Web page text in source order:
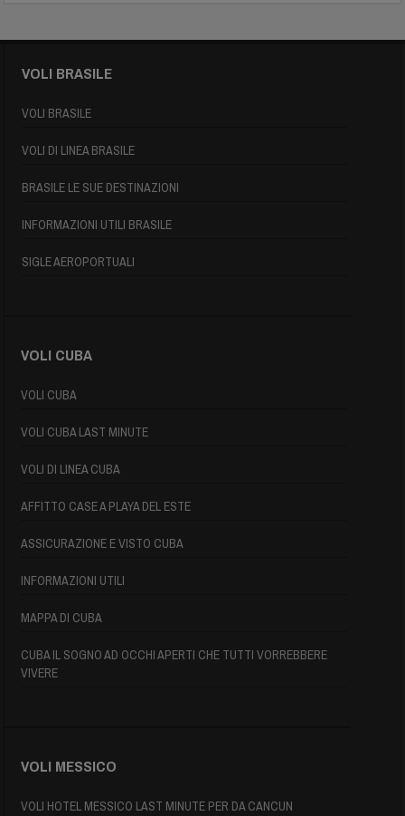
VOLI BRASILE
VOLI BRASILE
VOLI DI LINEA BRASILE
BRASILE LE SUE DESTINAZIONI
INFORMAZIONI UTILI BRASILE
SIGLE AEROPORTUALI
VOLI CUBA
VOLI CUBA
VOLI CUBA LAST MINUTE
VOLI DI LINEA CUBA
AFFITTO CASE A PLAYA DEL ESTE
ASSICURAZIONE E VISTO CUBA
INFORMAZIONI UTILI
MAPPA DI CUBA
CUBA IL SOGNO AD OCCHI APERTI CHE TUTTI VORREBBERE
VIVERE
VOLI MESSICO
VOLI HOTEL MESSICO LAST MINUTE PER DA CANCUN